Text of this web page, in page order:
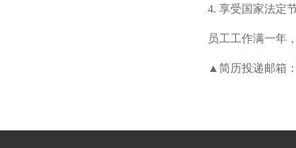
4. 享受国家法定
员工工作满一年
▲简历投递邮箱：